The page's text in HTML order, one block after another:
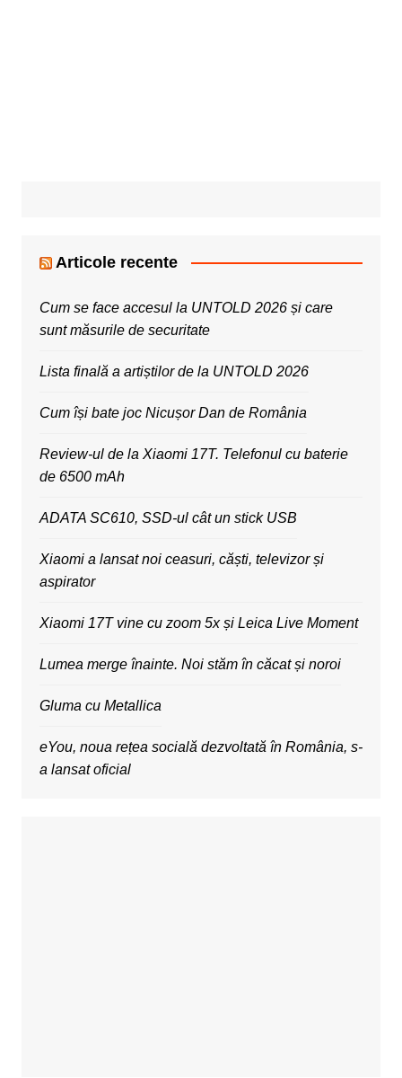
Articole recente
Cum se face accesul la UNTOLD 2026 și care
sunt măsurile de securitate
Lista finală a artiștilor de la UNTOLD 2026
Cum își bate joc Nicușor Dan de România
Review-ul de la Xiaomi 17T. Telefonul cu baterie
de 6500 mAh
ADATA SC610, SSD-ul cât un stick USB
Xiaomi a lansat noi ceasuri, căști, televizor și
aspirator
Xiaomi 17T vine cu zoom 5x și Leica Live Moment
Lumea merge înainte. Noi stăm în căcat și noroi
Gluma cu Metallica
eYou, noua rețea socială dezvoltată în România, s-
a lansat oficial